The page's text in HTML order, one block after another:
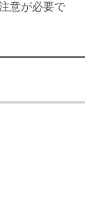
意が必要で